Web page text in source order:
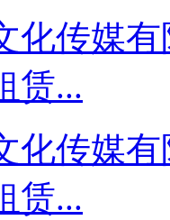
化传媒
赁...
化传媒
赁...